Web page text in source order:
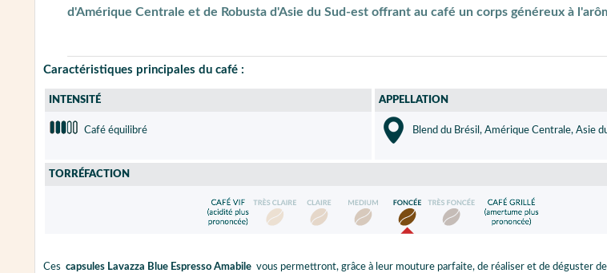
d'Amérique Centrale et de Robusta d'Asie du Sud-est offrant au café un corps généreux à
Caractéristiques principales du café :
INTENSITÉ
Café équilibré
APPELLATION
Blend du Brésil, Amérique Centrale, Asie
TORRÉFACTION
Ces capsules Lavazza Blue Espresso Amabile vous permettront, grâce à leur mouture parfaite, de réaliser et de déguster de